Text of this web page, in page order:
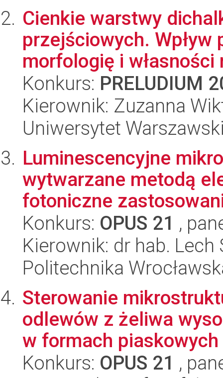
Cienkie warstwy
przejściowych. Wpływ
morfologię i
Konkurs: PRELUDIUM
Kierownik: Zuzanna
Uniwersytet
Luminescencyjne
wytwarzane metodą
fotoniczne
Konkurs: OPUS 21 ,
Kierownik: dr hab. Lech
Politechnika
Sterowanie
odlewów z żeliwa
w formach
Konkurs: OPUS 21 ,